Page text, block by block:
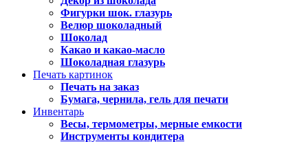
Фигурки шок. глазурь
Велюр шоколадный
Шоколад
Какао и какао-масло
Шоколадная глазурь
Печать картинок
Печать на заказ
Бумага, чернила, гель для печати
Инвентарь
Весы, термометры, мерные емкости
Инструменты кондитера